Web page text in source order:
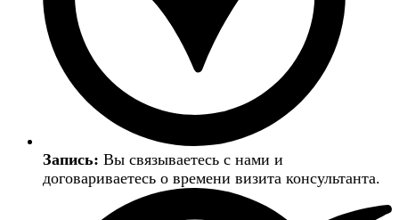
Запись: Вы связываетесь с нами и
договариваетесь о времени визита консультанта.